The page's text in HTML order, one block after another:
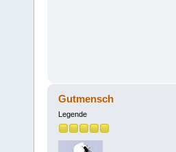
Gutmensch
Legende